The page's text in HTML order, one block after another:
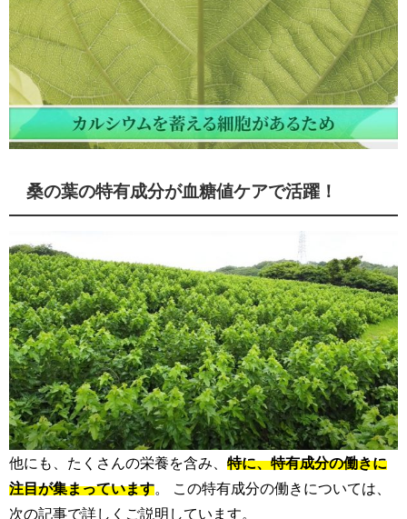
桑の葉の特有成分が血糖値ケアで活躍！
他にも、たくさんの栄養を含み、 特に、特有成分の働きに
注目が集まっています 。 この特有成分の働きについては、
次の記事で詳しくご説明しています。